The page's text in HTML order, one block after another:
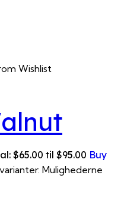
Wishlist
$65.00 til $95.00 Buy
Mulighederne